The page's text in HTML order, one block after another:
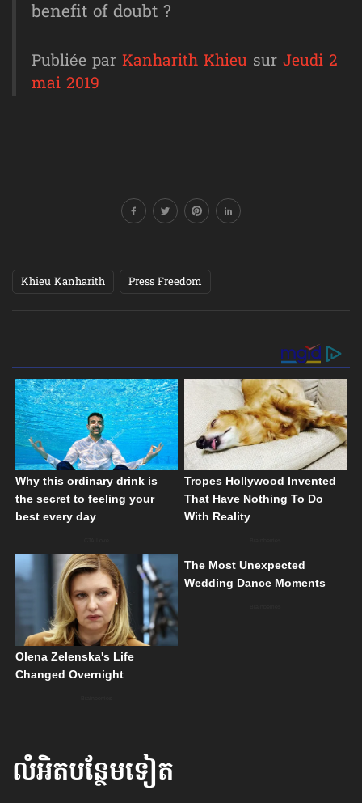
benefit of doubt ?
Publiée parKanharith Khieu surJeudi 2
mai 2019
Khieu Kanharith Press Freedom
លំអិតបន្ថែមទៀត